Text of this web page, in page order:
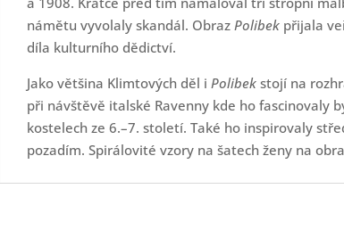
námětu vyvolaly skandál. Obraz Polibekpřijala
díla kulturního dědictví.
Jako většina Klimtových děl i Polibekstojí na
při návštěvě italské Ravenny kde ho fascinovaly
kostelech ze 6.–7. století. Také ho inspirovaly
pozadím. Spirálovité vzory na šatech ženy na